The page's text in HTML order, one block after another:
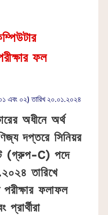
ফল
এবং ০২) তারিখ ২০.০১.২০২৪
অধীনে অর্থ
দপ্তরে সিনিয়র
(গ্রুপ-C) পদে
তারিখে
পরীক্ষার ফলাফল